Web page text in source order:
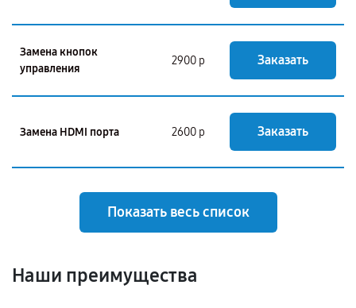
Замена кнопок
управления
2900 р Заказать
Замена HDMI порта 2600 р Заказать
Показать весь список
Наши преимущества